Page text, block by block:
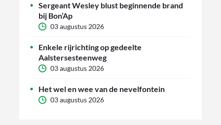
Sergeant Wesley blust beginnende brand
bij Bon’Ap
03 augustus 2026
Enkele rijrichting op gedeelte
Aalstersesteenweg
03 augustus 2026
Het wel en wee van de nevelfontein
03 augustus 2026